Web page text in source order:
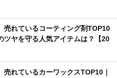
売れているコーティング剤TOP10
ツヤを守る人気アイテムは？【20
売れているカーワックスTOP10｜